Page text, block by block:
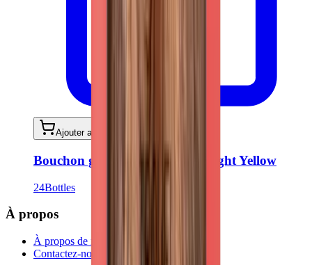
Ajouter au panier
Bouchon gourde - Urban Lid Light Yellow
24Bottles
À propos
À propos de nous
Contactez-nous